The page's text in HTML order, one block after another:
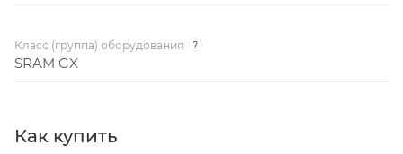
Класс (группа) оборудования ?
SRAM GX
Как купить